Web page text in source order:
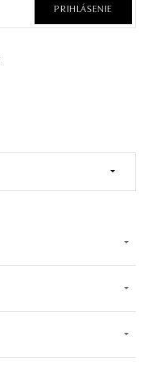
PRIHLÁSENIE